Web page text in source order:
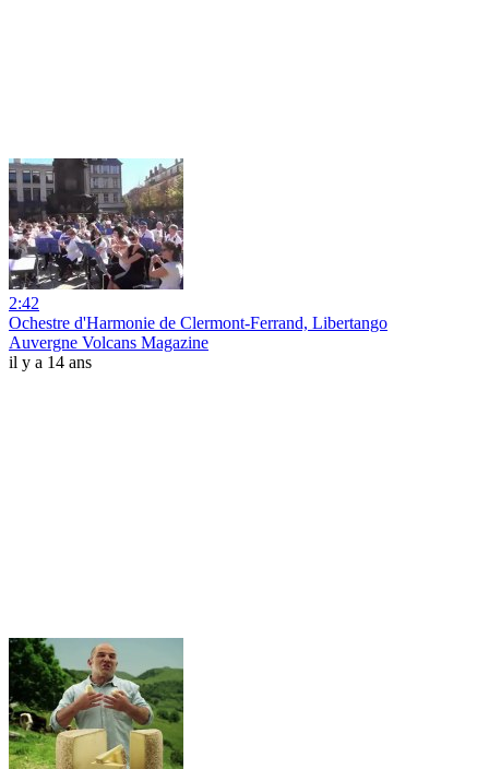
2:42
Ochestre d'Harmonie de Clermont-Ferrand, Libertango
Auvergne Volcans Magazine
il y a 14 ans